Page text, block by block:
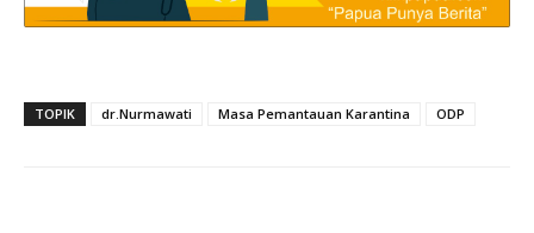
TOPIK dr.Nurmawati Masa Pemantauan Karantina ODP